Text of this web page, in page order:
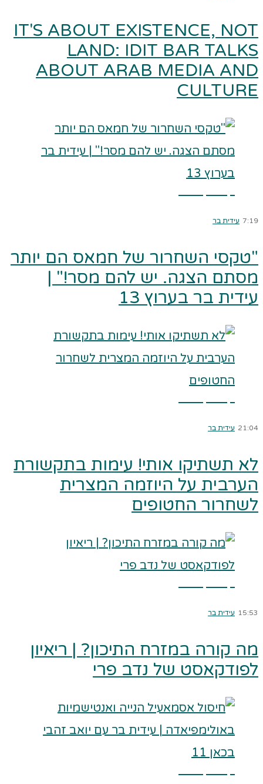
IT'S ABOUT EXISTENCE, NOT
LAND: IDIT BAR TALKS
ABOUT ARAB MEDIA AND
CULTURE
7:19 עידית בר
"טקסי השחרור של חמאס הם יותר
מסתם הצגה. יש להם מסר!" |
עידית בר בערוץ 13
21:04 עידית בר
לא תשתיקו אותי! עימות בתקשורת
הערבית על היוזמה המצרית
לשחרור החטופים
15:53 עידית בר
מה קורה במזרח התיכון? | ריאיון
לפודקאסט של נדב פרי